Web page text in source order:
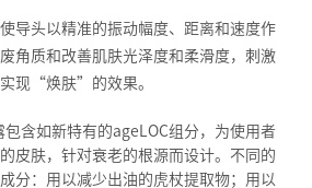
导头以精准的振动幅度、距离和速度作
角质和改善肌肤光泽度和柔滑度，刺激
现“焕肤”的效果。
包含如新特有的ageLOC组分，为使用者
皮肤，针对衰老的根源而设计。不同的
分：用以减少出油的虎杖提取物；用以